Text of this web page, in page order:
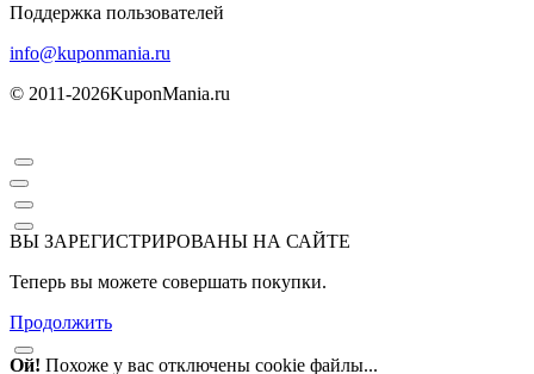
Поддержка пользователей
info@kuponmania.ru
© 2011-2026KuponMania.ru
ВЫ ЗАРЕГИСТРИРОВАНЫ НА САЙТЕ
Теперь вы можете совершать покупки.
Продолжить
Ой! Похоже у вас отключены cookie файлы...